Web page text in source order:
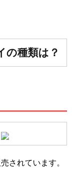
の種類は？
されています。